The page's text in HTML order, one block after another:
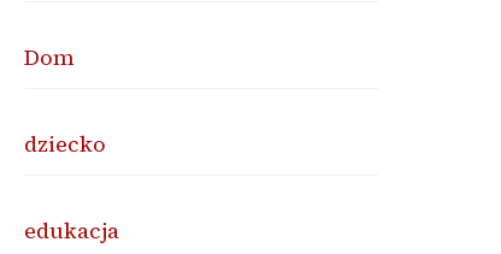
Dom
dziecko
edukacja